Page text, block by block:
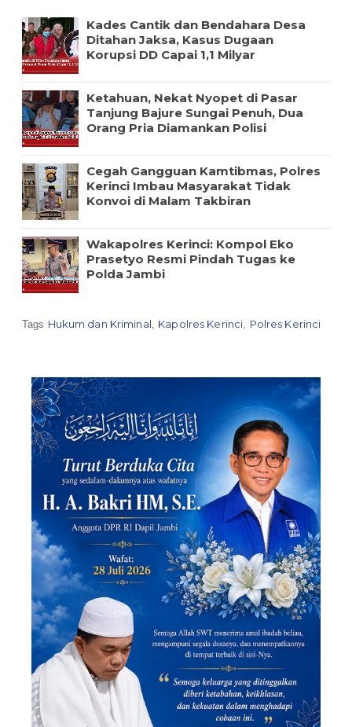
Kades Cantik dan Bendahara Desa
Ditahan Jaksa, Kasus Dugaan
Korupsi DD Capai 1,1 Milyar
Ketahuan, Nekat Nyopet di Pasar
Tanjung Bajure Sungai Penuh, Dua
Orang Pria Diamankan Polisi
Cegah Gangguan Kamtibmas, Polres
Kerinci Imbau Masyarakat Tidak
Konvoi di Malam Takbiran
Wakapolres Kerinci: Kompol Eko
Prasetyo Resmi Pindah Tugas ke
Polda Jambi
Tags Hukum dan Kriminal Kapolres Kerinci Polres Kerinci